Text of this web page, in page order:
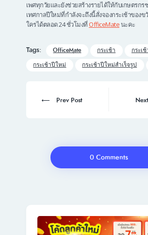
เพศทุกวัยและยังช่วยสร้างรายได้ให้กับเกษตรก
เทศกาลปีใหม่ที่กำลังจะถึงนี้สั่งจองกระเช้าของ
ใครได้ตลอด 24 ชั่วโมงที่ OfficeMateนะคะ
Tags: OfficeMate กระเช้า
กระเ
กระเช้าปีใหม่
กระเช้าปีใหม่สำเร็จรูป
navigation
Prev
Prev Post
Next
0 Comments